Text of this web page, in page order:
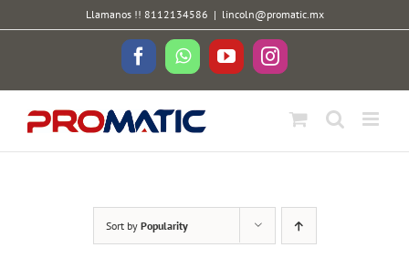
to
Llamanos !! 8112134586 | lincoln@promatic.mx
FacebookWhatsAppYouTubeInstagram
Sort by Popularity